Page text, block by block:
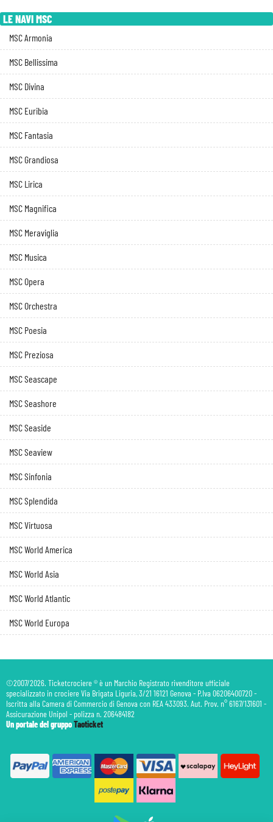
LE NAVI MSC
MSC Armonia
MSC Bellissima
MSC Divina
MSC Euribia
MSC Fantasia
MSC Grandiosa
MSC Lirica
MSC Magnifica
MSC Meraviglia
MSC Musica
MSC Opera
MSC Orchestra
MSC Poesia
MSC Preziosa
MSC Seascape
MSC Seashore
MSC Seaside
MSC Seaview
MSC Sinfonia
MSC Splendida
MSC Virtuosa
MSC World America
MSC World Asia
MSC World Atlantic
MSC World Europa
©2007/2026. Ticketcrociere ® è un Marchio Registrato rivenditore ufficiale
specializzato in crociere Via Brigata Liguria, 3/21 16121 Genova - P.Iva 06206400720 -
Iscritta alla Camera di Commercio di Genova con REA 433093. Aut. Prov. n° 6167/131601 -
Assicurazione Unipol - polizza n. 206484182
Un portale del gruppoTaoticket